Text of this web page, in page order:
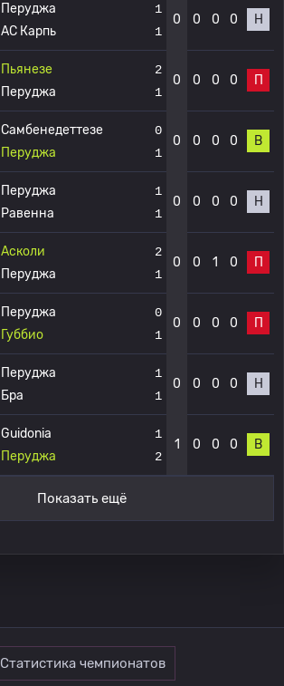
Перуджа
АС Карпь
1
1
0 0 0 0 Н
Пьянезе
Перуджа
2
1
0 0 0 0 П
Самбенедеттезе
Перуджа
0
1
0 0 0 0 В
Перуджа
Равенна
1
1
0 0 0 0 Н
Асколи
Перуджа
2
1
0 0 1 0 П
Перуджа
Губбио
0
1
0 0 0 0 П
Перуджа
Бра
1
1
0 0 0 0 Н
Guidonia
Перуджа
1
2
1 0 0 0 В
Показать ещё
Статистика чемпионатов